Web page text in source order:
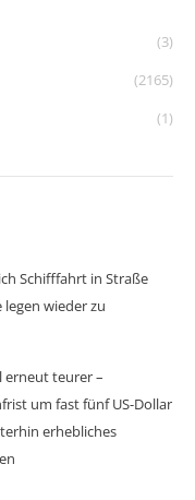
(3)
(2165)
(1)
Schifffahrt in Straße
wieder zu
erneut teurer –
um fast fünf US-Dollar
erhebliches